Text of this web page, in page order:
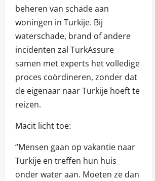
beheren van schade aan
woningen in Turkije. Bij
waterschade, brand of andere
incidenten zal TurkAssure
samen met experts het volledige
proces coördineren, zonder dat
de eigenaar naar Turkije hoeft te
reizen.
Macit licht toe:
“Mensen gaan op vakantie naar
Turkije en treffen hun huis
onder water aan. Moeten ze dan